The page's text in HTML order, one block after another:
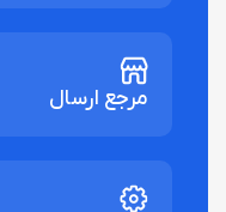
مرجع ارسال